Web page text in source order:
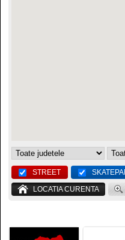
STREET
LOCATIA CURENTA